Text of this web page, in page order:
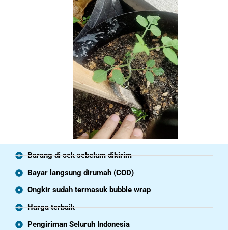
Barang di cek sebelum dikirim
Bayar langsung dirumah (COD)
Ongkir sudah termasuk bubble wrap
Harga terbaik
Pengiriman Seluruh Indonesia